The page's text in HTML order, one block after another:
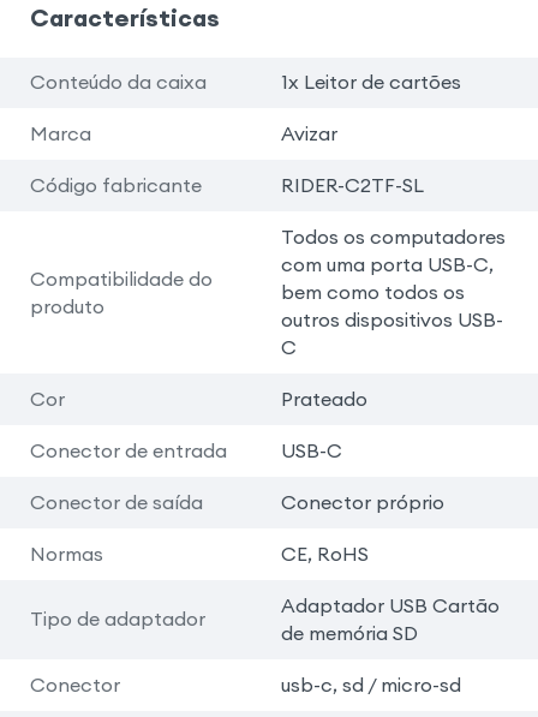
Características
Conteúdo da caixa 1x Leitor de cartões
Marca Avizar
Código fabricante RIDER-C2TF-SL
Compatibilidade do
produto
Todos os computadores
com uma porta USB-C,
bem como todos os
outros dispositivos USB-
C
Cor Prateado
Conector de entrada USB-C
Conector de saída Conector próprio
Normas CE, RoHS
Tipo de adaptador
Adaptador USB Cartão
de memória SD
Conector usb-c, sd / micro-sd